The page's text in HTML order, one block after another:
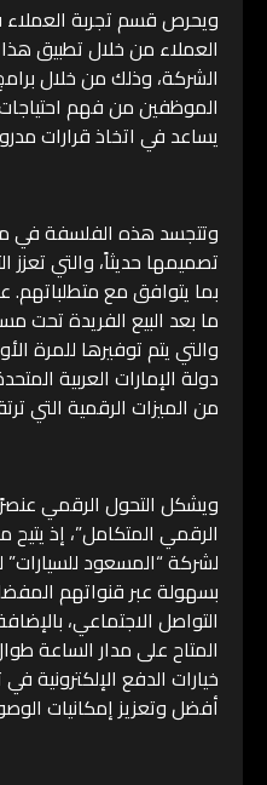
ويحرص قسم تجربة العملاء
العملاء من خلال تطبيق
الشركة، وذلك من خلال
الموظفين من فهم
يساعد في اتخاذ قرارات
وتتجسد هذه الفلسفة في
تصميمها حديثاً، والتي تعزز
بما يتوافق مع متطلباتهم.
والتي يتم توفيرها للمرة
دولة الإمارات العربية
من الميزات الرقمية التي
ويشكل التحول الرقمي
الرقمي المتكامل”، إذ يتيح
لشركة “المسعود
بسهولة عبر قنواتهم
التواصل الاجتماعي،
المتاح على مدار الساعة
خيارات الدفع الإلكترونية
أفضل وتعزيز إمكانيات